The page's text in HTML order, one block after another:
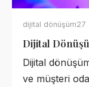
dijital dönüşüm27
Dijital
Dijital
ve müşteri